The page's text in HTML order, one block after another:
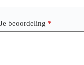
Je beoordeling *